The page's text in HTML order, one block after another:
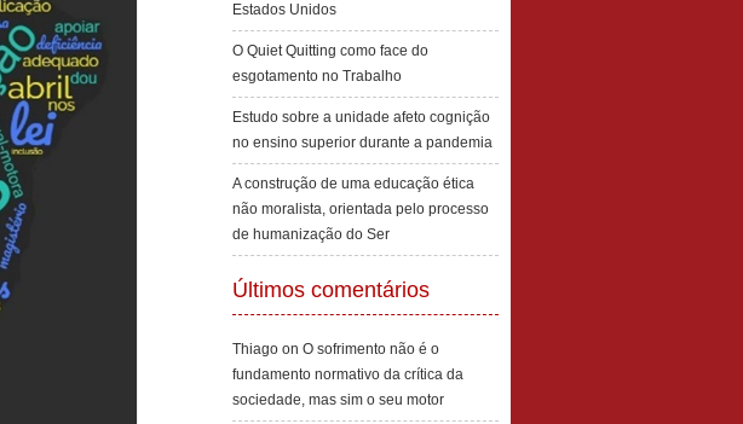
Estados Unidos
O Quiet Quitting como face do
esgotamento no Trabalho
Estudo sobre a unidade afeto cognição
no ensino superior durante a pandemia
A construção de uma educação ética
não moralista, orientada pelo processo
de humanização do Ser
Últimos comentários
Thiago on O sofrimento não é o
fundamento normativo da crítica da
sociedade, mas sim o seu motor